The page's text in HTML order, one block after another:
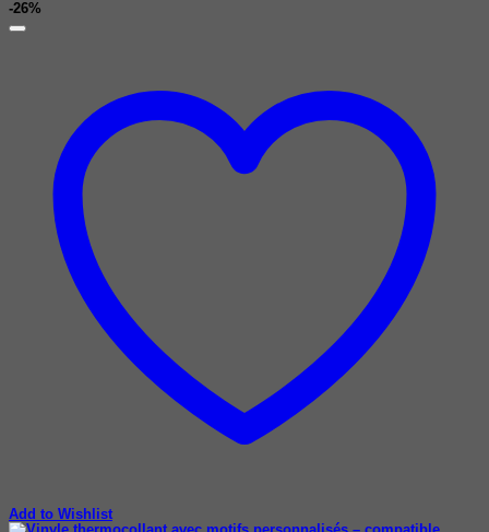
-26%
Add to Wishlist